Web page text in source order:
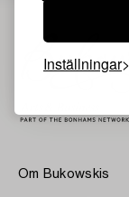
Inställningar
Om Bukowskis